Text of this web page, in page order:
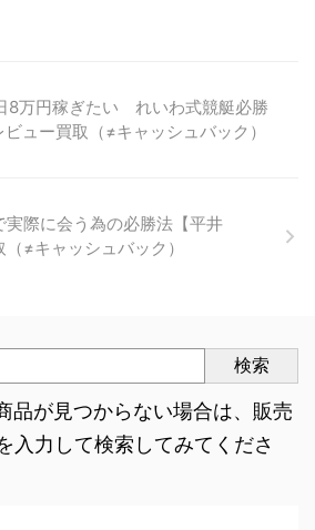
8万円稼ぎたい れいわ式競艇必勝
ュー買取（≠キャッシュバック）
実際に会う為の必勝法【平井
≠キャッシュバック）
検索
品が見つからない場合は、販売
入力して検索してみてくださ